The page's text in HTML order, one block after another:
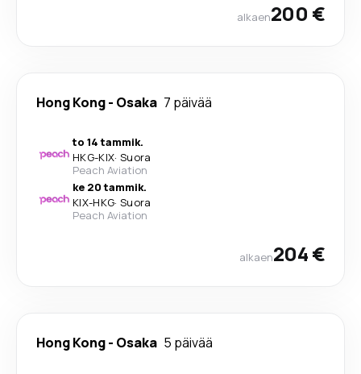
alkaen200 €
Hong Kong- Osaka 7 päivää
to 14 tammik.
HKG-KIX· Suora
Peach Aviation
ke 20 tammik.
KIX-HKG· Suora
Peach Aviation
alkaen204 €
Hong Kong- Osaka 5 päivää